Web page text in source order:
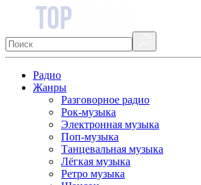
Радио
Жанры
Разговорное радио
Рок-музыка
Электронная музыка
Поп-музыка
Танцевальная музыка
Лёгкая музыка
Ретро музыка